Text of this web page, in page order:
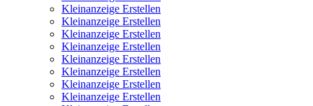
Kleinanzeige Erstellen
Kleinanzeige Erstellen
Kleinanzeige Erstellen
Kleinanzeige Erstellen
Kleinanzeige Erstellen
Kleinanzeige Erstellen
Kleinanzeige Erstellen
Kleinanzeige Erstellen